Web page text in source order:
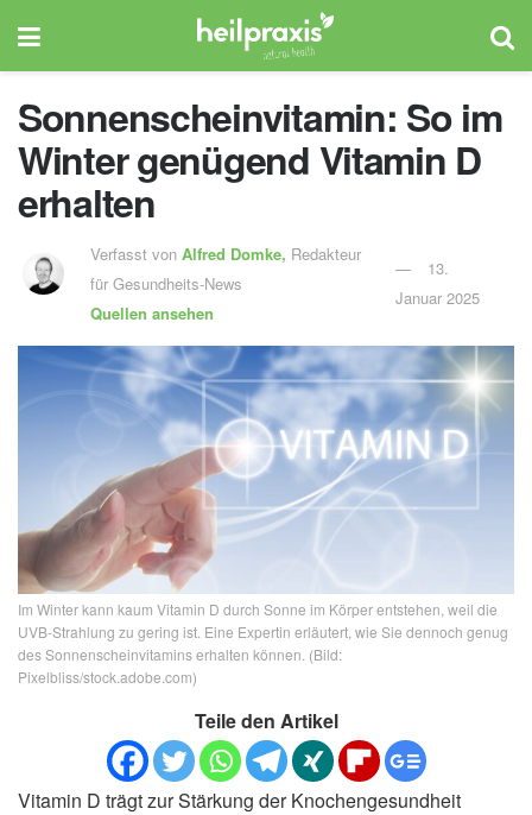
Sonnenscheinvitamin: So im
Winter genügend Vitamin D
erhalten
Verfasst von Alfred Domke, Redakteur
für Gesundheits-News
Quellen ansehen
13.
Januar 2025
Im Winter kann kaum Vitamin D durch Sonne im Körper entstehen, weil die
UVB-Strahlung zu gering ist. Eine Expertin erläutert, wie Sie dennoch genug
des Sonnenscheinvitamins erhalten können. (Bild:
Pixelbliss/stock.adobe.com)
Teile den Artikel
Vitamin D trägt zur Stärkung der Knochengesundheit